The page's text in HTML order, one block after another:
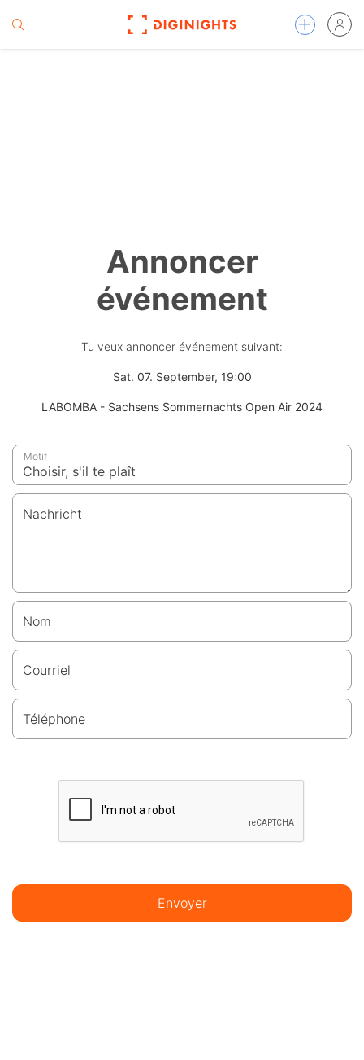
Annoncer
événement
Tu veux annoncer événement suivant:
Sat. 07. September, 19:00
LABOMBA - Sachsens Sommernachts Open Air 2024
Motif
Nachricht
Nom
Courriel
Téléphone
Envoyer